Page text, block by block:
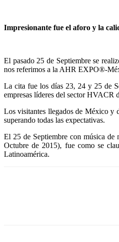
Impresionante fue el aforo y la
El pasado 25 de Septiembre se
nos referimos a la AHR EXPO®-
La cita fue los días 23, 24 y 25 de
empresas líderes del sector HVACR
Los visitantes llegados de México y
superando todas las expectativas.
El 25 de Septiembre con música
Octubre de 2015), fue como se
Latinoamérica.